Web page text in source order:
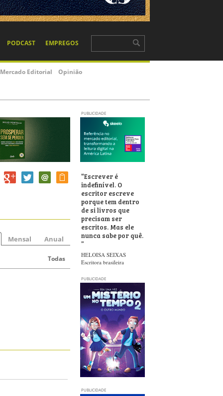
PODCAST EMPREGOS
Mercado Editorial Opinião
PUBLICIDADE
Mensal Anual
Todas
“Escrever é
indefinível. O
escritor escreve
porque tem dentro
de si livros que
precisam ser
escritos. Mas ele
nunca sabe por quê.
”
HELOISA SEIXAS
Escritora brasileira
PUBLICIDADE
PUBLICIDADE